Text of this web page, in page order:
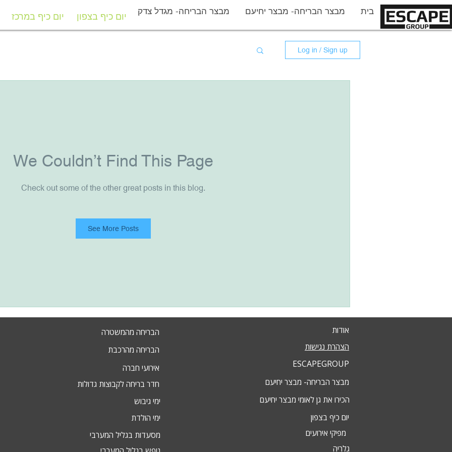
מבצר הבריחה- מגדל צדק מבצר הבריחה- מבצר יחיעם בית More
יום כיף בצפון יום כיף במרכז
Log in / Sign up
We Couldn’t Find This Page
Check out some of the other great posts in this blog.
See More Posts
הבריחה מהמשטרה
הבריחה מהרכבת
אירועי חברה
חדר בריחה לקבוצות גדולות
ימי גיבוש
ימי הולדת
מסעדות בגליל המערבי
אודות
הצהרת נגישות
ESCAPEGROUP
מבצר הבריחה- מבצר יחיעם
הכירו את גן לאומי מבצר יחיעם
יום כיף בצפון
מפיקי אירועים
גלריה